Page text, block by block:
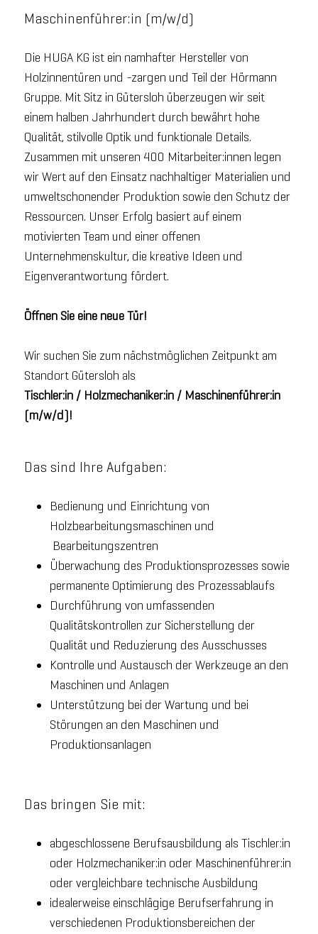
Maschinenführer:in (m/w/d)
Die HUGA KG ist ein namhafter Hersteller von
Holzinnentüren und -zargen und Teil der Hörmann
Gruppe. Mit Sitz in Gütersloh überzeugen wir seit
einem halben Jahrhundert durch bewährt hohe
Qualität, stilvolle Optik und funktionale Details.
Zusammen mit unseren 400 Mitarbeiter:innen legen
wir Wert auf den Einsatz nachhaltiger Materialien und
umweltschonender Produktion sowie den Schutz der
Ressourcen. Unser Erfolg basiert auf einem
motivierten Team und einer offenen
Unternehmenskultur, die kreative Ideen und
Eigenverantwortung fördert.
Öffnen Sie eine neue Tür!
Wir suchen Sie zum nächstmöglichen Zeitpunkt am
Standort Gütersloh als
Tischler:in / Holzmechaniker:in / Maschinenführer:in
(m/w/d)!
Das sind Ihre Aufgaben:
Bedienung und Einrichtung von
Holzbearbeitungsmaschinen und
Bearbeitungszentren
Überwachung des Produktionsprozesses sowie
permanente Optimierung des Prozessablaufs
Durchführung von umfassenden
Qualitätskontrollen zur Sicherstellung der
Qualität und Reduzierung des Ausschusses
Kontrolle und Austausch der Werkzeuge an den
Maschinen und Anlagen
Unterstützung bei der Wartung und bei
Störungen an den Maschinen und
Produktionsanlagen
Das bringen Sie mit:
abgeschlossene Berufsausbildung als Tischler:in
oder Holzmechaniker:in oder Maschinenführer:in
oder vergleichbare technische Ausbildung
idealerweise einschlägige Berufserfahrung in
verschiedenen Produktionsbereichen der